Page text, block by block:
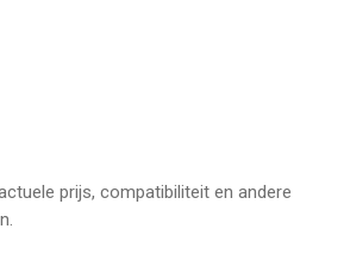
prijs, compatibiliteit en andere